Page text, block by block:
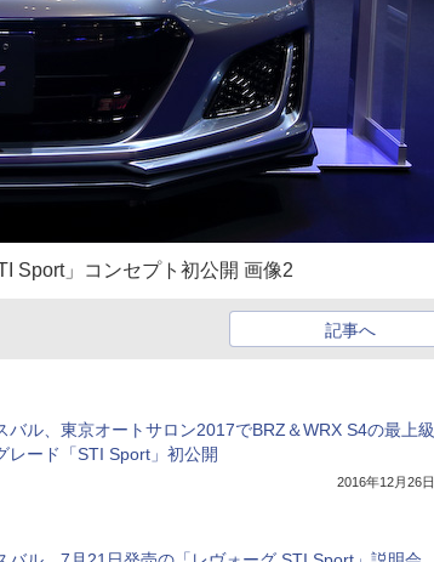
Sport」コンセプト初公開 画像2
記事へ
バル、東京オートサロン2017でBRZ＆WRX S4の最上級
レード「STI Sport」初公開
2016年12月26日